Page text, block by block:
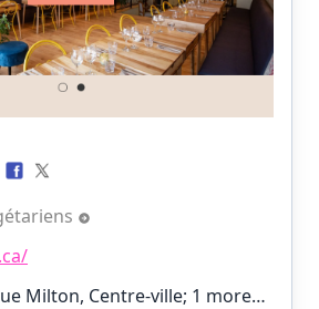
Milton, Centre-ville; 1 more…